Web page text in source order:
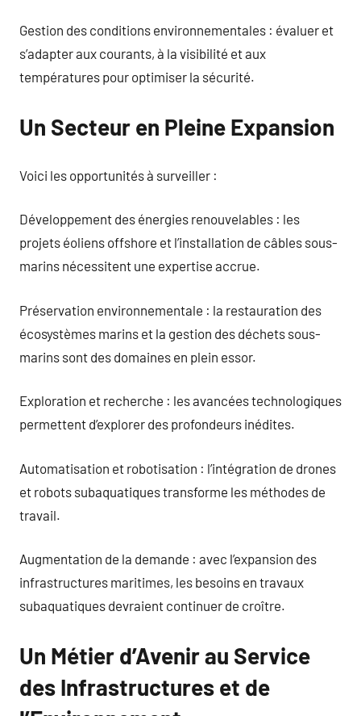
Gestion des conditions environnementales : évaluer et
s’adapter aux courants, à la visibilité et aux
températures pour optimiser la sécurité.
Un Secteur en Pleine Expansion
Voici les opportunités à surveiller :
Développement des énergies renouvelables : les
projets éoliens offshore et l’installation de câbles sous-
marins nécessitent une expertise accrue.
Préservation environnementale : la restauration des
écosystèmes marins et la gestion des déchets sous-
marins sont des domaines en plein essor.
Exploration et recherche : les avancées technologiques
permettent d’explorer des profondeurs inédites.
Automatisation et robotisation : l’intégration de drones
et robots subaquatiques transforme les méthodes de
travail.
Augmentation de la demande : avec l’expansion des
infrastructures maritimes, les besoins en travaux
subaquatiques devraient continuer de croître.
Un Métier d’Avenir au Service
des Infrastructures et de